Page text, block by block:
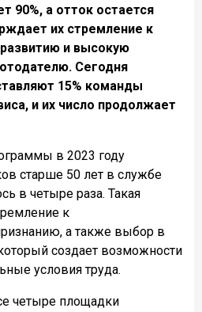
90%, а отток остается
их стремление к
и высокую
Сегодня
15% команды
и их число продолжает
в 2023 году
старше 50 лет в службе
в четыре раза. Такая
к
а также выбор в
создает возможности
условия труда.
четыре площадки